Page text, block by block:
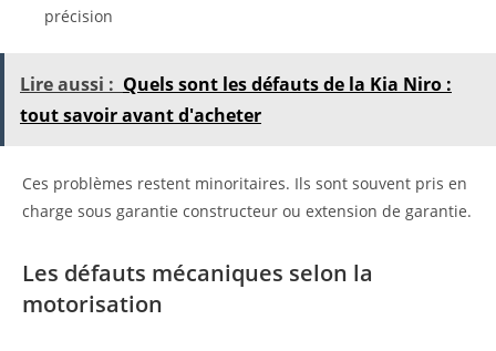
précision
Lire aussi : Quels sont les défauts de la Kia Niro :
tout savoir avant d'acheter
Ces problèmes restent minoritaires. Ils sont souvent pris en
charge sous garantie constructeur ou extension de garantie.
Les défauts mécaniques selon la
motorisation